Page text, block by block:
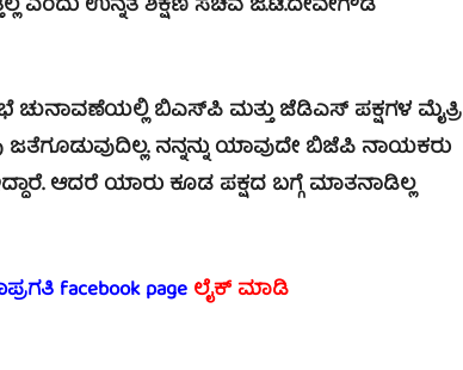
ಚುನಾವಣೆಯಲ್ಲಿ ಬಿಎಸ್‍ಪಿ ಮತ್ತು ಜೆಡಿಎಸ್ ಪಕ್ಷಗಳ ಮೈತ್ರಿ
ನನ್ನನ್ನು ಯಾವುದೇ ಬಿಜೆಪಿ ನಾಯಕರು
ಆದರೆ ಯಾರು ಕೂಡ‌ ಪಕ್ಷದ ಬಗ್ಗೆ ಮಾತನಾಡಿಲ್ಲ
facebook page ಲೈಕ್ ಮಾಡಿ